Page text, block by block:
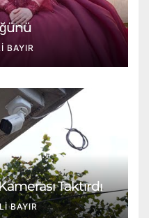
BAYIR
Taktırdı
BAYIR